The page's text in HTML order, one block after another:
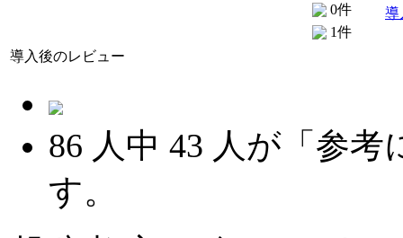
0件
1件
導
導入後のレビュー
86 人中 43 人が「参考
す。